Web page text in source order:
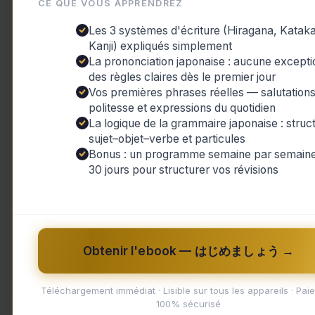
CE QUE VOUS APPRENDREZ
Les 3 systèmes d'écriture (Hiragana,
Kanji) expliqués simplement
La prononciation japonaise : aucune
des règles claires dès le premier jour
Vos premières phrases réelles —
politesse et expressions du quotidien
La logique de la grammaire japonaise :
sujet–objet–verbe et particules
Bonus : un programme semaine par
30 jours pour structurer vos révisions
Obtenir l'ebook — はじめましょう →
Téléchargement immédiat · Lisible sur tous les appareils ·
100% sécurisé
Les écrivains tels que Victor Hugo ou
à la littérature française classique. En
réussi à marquer leur empreinte
AI Content , Japan Times
2024/Actualités,AI Content,Auteur,Detenu
Guantanamo Bay,Japon,Visas